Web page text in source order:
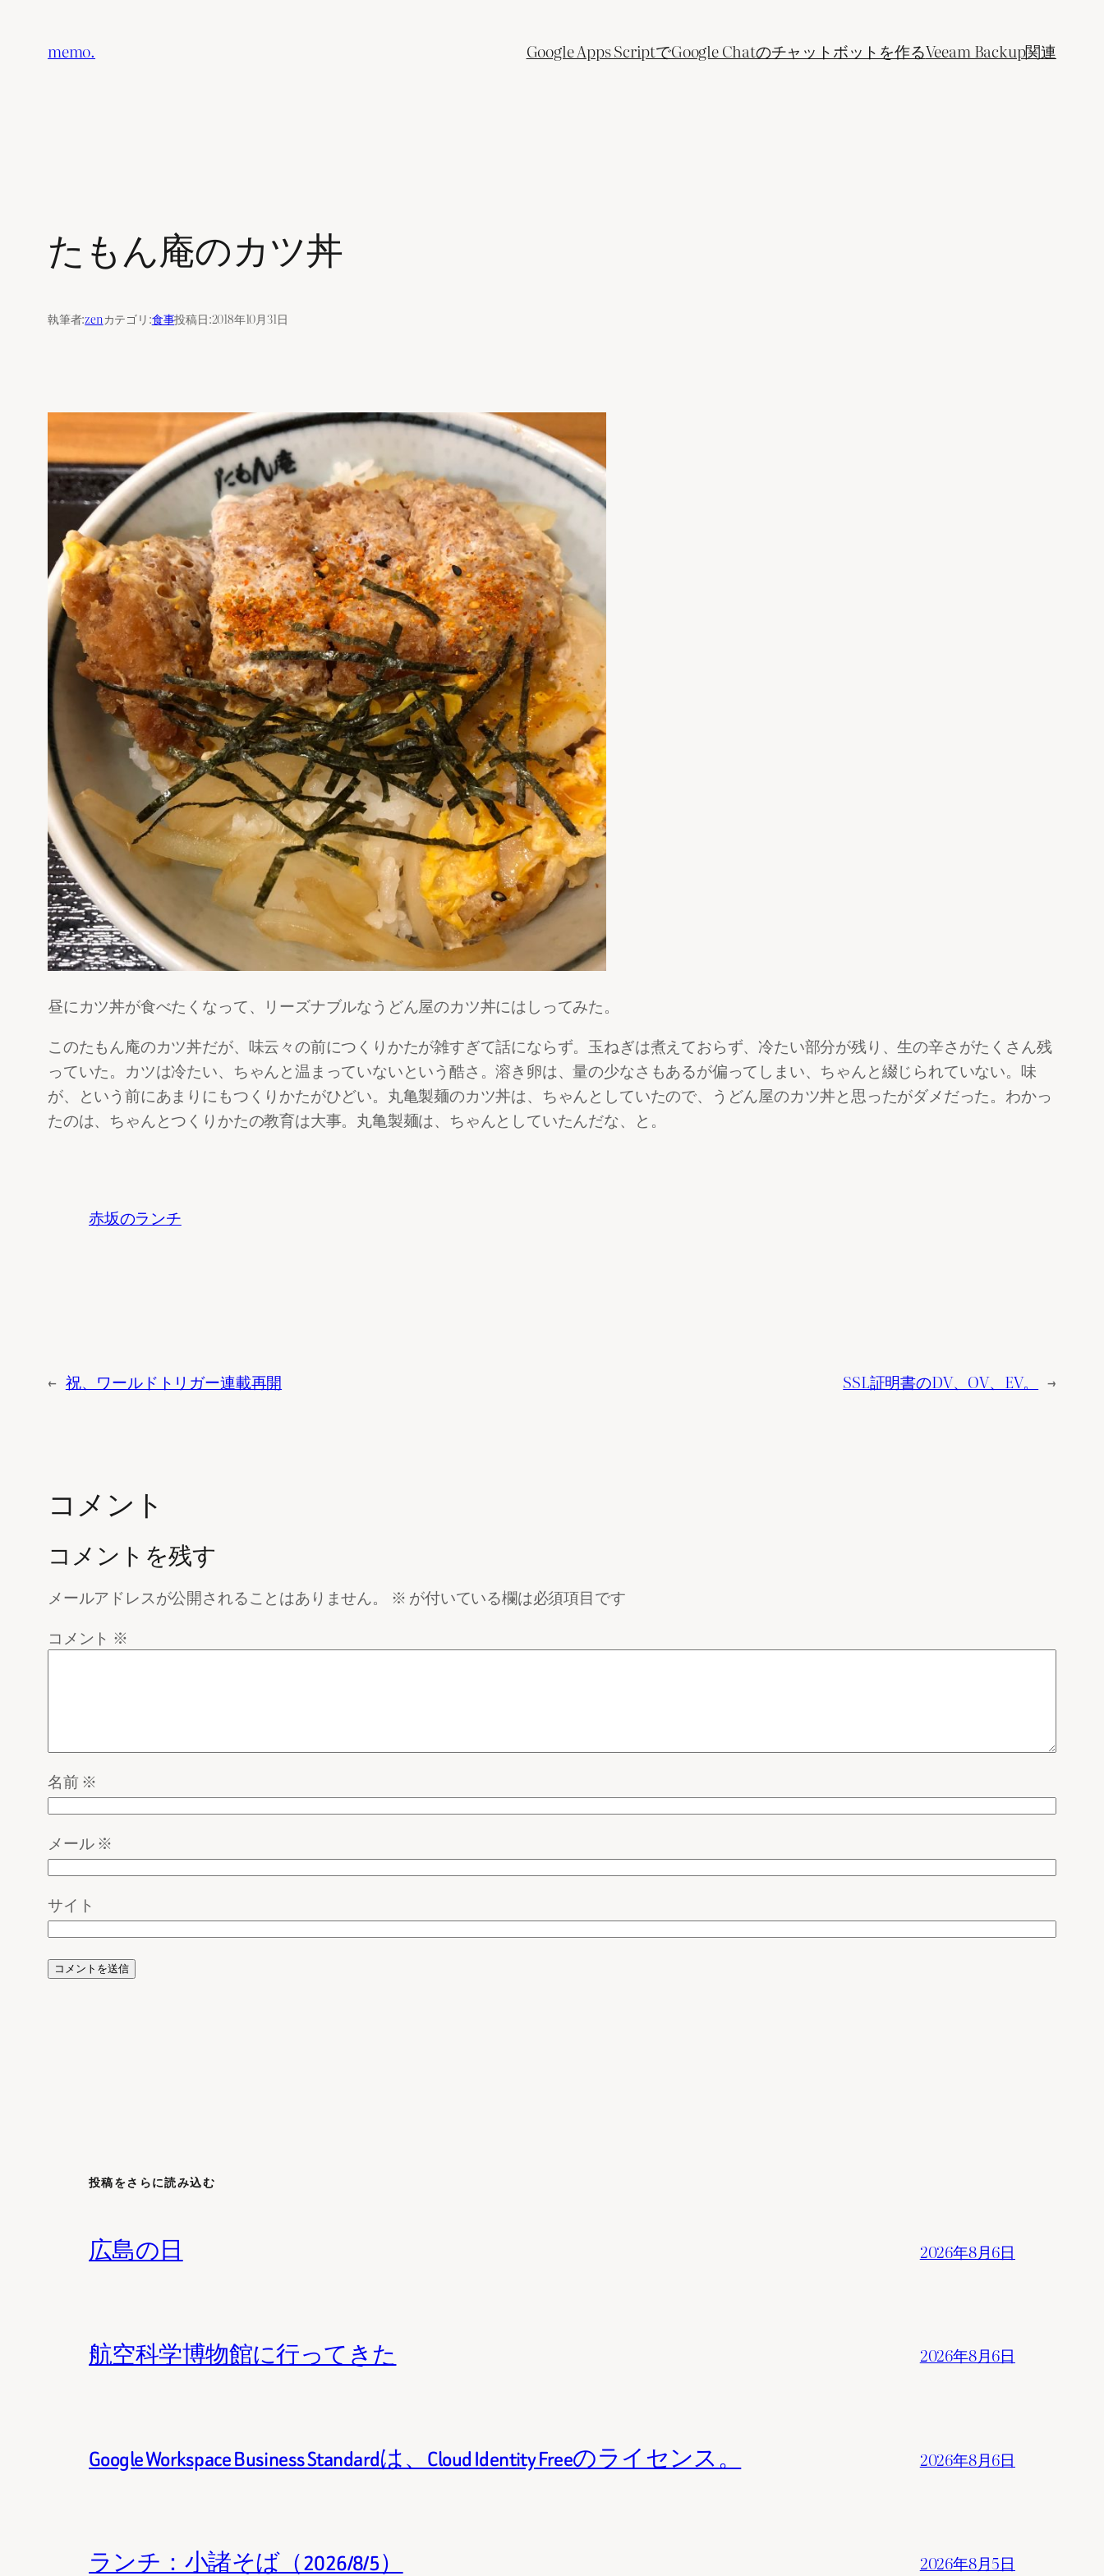
memo. Google Apps ScriptでGoogle Chatのチャットボットを作るVeeam Backup関連
たもん庵のカツ丼
執筆者:zenカテゴリ:食事投稿日:2018年10月31日
昼にカツ丼が食べたくなって、リーズナブルなうどん屋のカツ丼にはしってみた。
このたもん庵のカツ丼だが、味云々の前につくりかたが雑すぎて話にならず。玉ねぎは煮えておらず、冷たい部分が残り、生の辛さがたくさん残
っていた。カツは冷たい、ちゃんと温まっていないという酷さ。溶き卵は、量の少なさもあるが偏ってしまい、ちゃんと綴じられていない。味
が、という前にあまりにもつくりかたがひどい。丸亀製麺のカツ丼は、ちゃんとしていたので、うどん屋のカツ丼と思ったがダメだった。わかっ
たのは、ちゃんとつくりかたの教育は大事。丸亀製麺は、ちゃんとしていたんだな、と。
赤坂のランチ
← 祝、ワールドトリガー連載再開 SSL証明書のDV、OV、EV。 →
コメント
コメントを残す
メールアドレスが公開されることはありません。 ※ が付いている欄は必須項目です
コメント ※
名前※
メール※
サイト
投稿をさらに読み込む
広島の日 2026年8月6日
航空科学博物館に行ってきた 2026年8月6日
Google Workspace Business Standardは、Cloud Identity Freeのライセンス。 2026年8月6日
ランチ：小諸そば（2026/8/5） 2026年8月5日